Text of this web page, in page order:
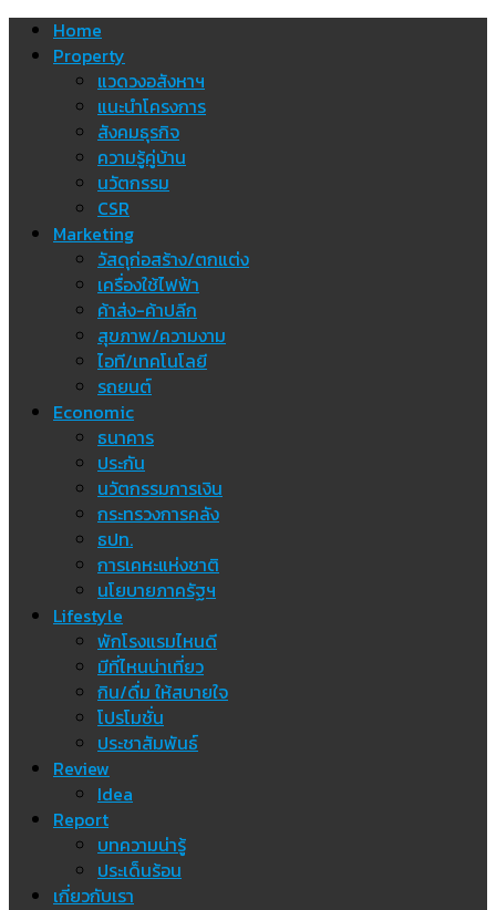
Skip Home
Property
แวดวงอสังหาฯ
แนะนำโครงการ
สังคมธุรกิจ
ความรู้คู่บ้าน
นวัตกรรม
CSR
Marketing
วัสดุก่อสร้าง/ตกแต่ง
เครื่องใช้ไฟฟ้า
ค้าส่ง-ค้าปลีก
สุขภาพ/ความงาม
ไอที/เทคโนโลยี
รถยนต์
Economic
ธนาคาร
ประกัน
นวัตกรรมการเงิน
กระทรวงการคลัง
ธปท.
การเคหะแห่งชาติ
นโยบายภาครัฐฯ
Lifestyle
พักโรงแรมไหนดี
มีที่ไหนน่าเที่ยว
กิน/ดื่ม ให้สบายใจ
โปรโมชั่น
ประชาสัมพันธ์
Review
Idea
Report
บทความน่ารู้
ประเด็นร้อน
เกี่ยวกับเรา